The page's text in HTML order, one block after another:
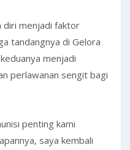
diri menjadi faktor
tandangnya di Gelora
menjadi
perlawanan sengit bagi
penting kami
saya kembali